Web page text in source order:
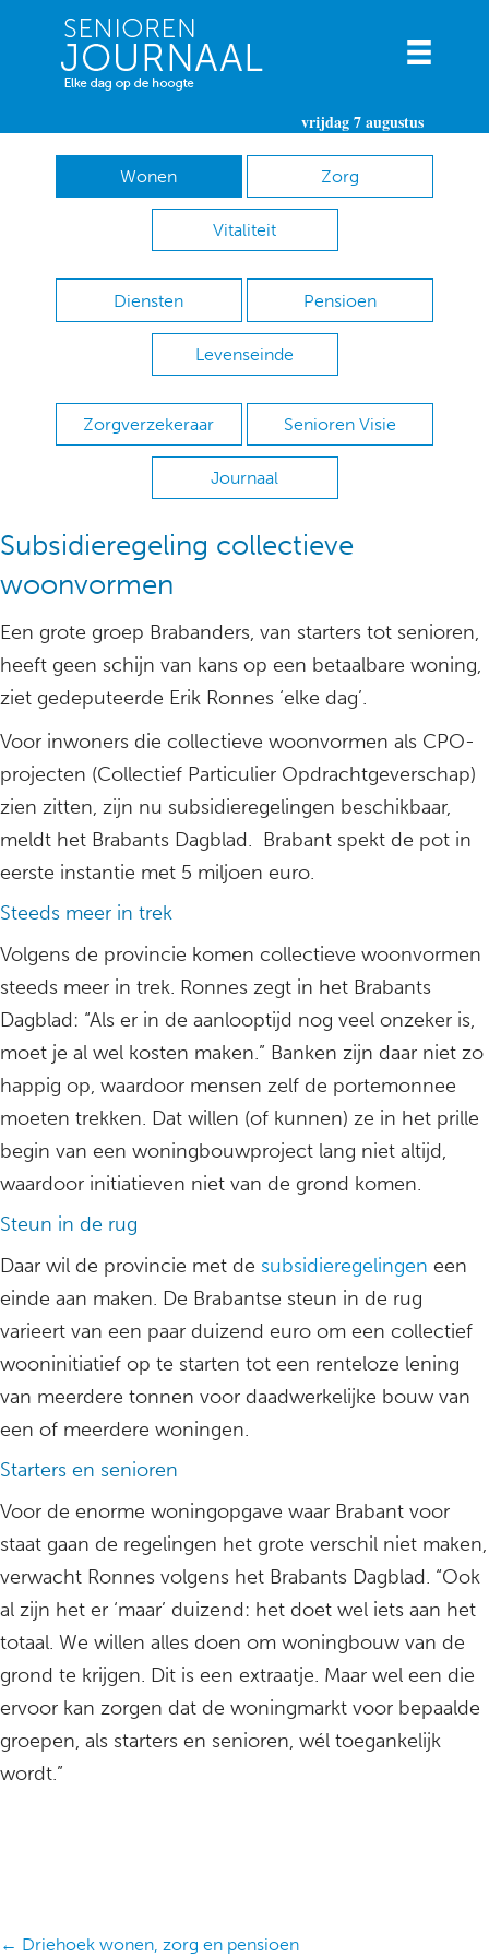
vrijdag 7 augustus
Wonen Zorg
Vitaliteit
Diensten Pensioen
Levenseinde
Zorgverzekeraar Senioren Visie
Journaal
Subsidieregeling collectieve
woonvormen
Een grote groep Brabanders, van starters tot senioren,
heeft geen schijn van kans op een betaalbare woning,
ziet gedeputeerde Erik Ronnes ‘elke dag’.
Voor inwoners die collectieve woonvormen als CPO-
projecten (Collectief Particulier Opdrachtgeverschap)
zien zitten, zijn nu subsidieregelingen beschikbaar,
meldt het Brabants Dagblad. Brabant spekt de pot in
eerste instantie met 5 miljoen euro.
Steeds meer in trek
Volgens de provincie komen collectieve woonvormen
steeds meer in trek. Ronnes zegt in het Brabants
Dagblad: “Als er in de aanlooptijd nog veel onzeker is,
moet je al wel kosten maken.” Banken zijn daar niet zo
happig op, waardoor mensen zelf de portemonnee
moeten trekken. Dat willen (of kunnen) ze in het prille
begin van een woningbouwproject lang niet altijd,
waardoor initiatieven niet van de grond komen.
Steun in de rug
Daar wil de provincie met de subsidieregelingen een
einde aan maken. De Brabantse steun in de rug
varieert van een paar duizend euro om een collectief
wooninitiatief op te starten tot een renteloze lening
van meerdere tonnen voor daadwerkelijke bouw van
een of meerdere woningen.
Starters en senioren
Voor de enorme woningopgave waar Brabant voor
staat gaan de regelingen het grote verschil niet maken,
verwacht Ronnes volgens het Brabants Dagblad. “Ook
al zijn het er ‘maar’ duizend: het doet wel iets aan het
totaal. We willen alles doen om woningbouw van de
grond te krijgen. Dit is een extraatje. Maar wel een die
ervoor kan zorgen dat de woningmarkt voor bepaalde
groepen, als starters en senioren, wél toegankelijk
wordt.”
Posts
← Driehoek wonen, zorg en pensioen